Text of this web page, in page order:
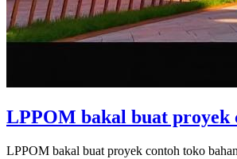
LPPOM bakal buat proyek
LPPOM bakal buat proyek contoh toko